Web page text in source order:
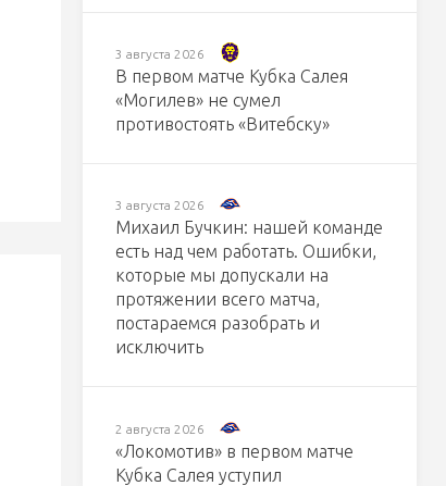
3 августа 2026
В первом матче Кубка Салея
«Могилев» не сумел
противостоять «Витебску»
3 августа 2026
Михаил Бучкин: нашей команде
есть над чем работать. Ошибки,
которые мы допускали на
протяжении всего матча,
постараемся разобрать и
исключить
2 августа 2026
«Локомотив» в первом матче
Кубка Салея уступил